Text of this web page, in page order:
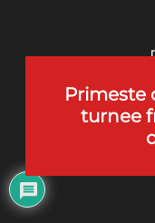
Primeste
turnee